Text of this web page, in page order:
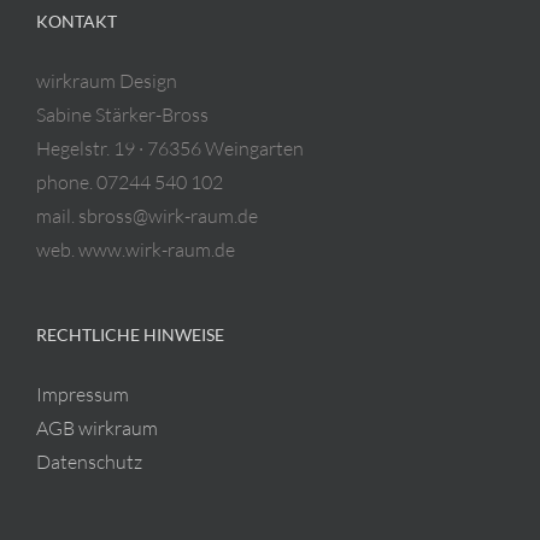
KONTAKT
wirkraum Design
Sabine Stärker-Bross
Hegelstr. 19 · 76356 Weingarten
phone. 07244 540 102
mail. sbross@wirk-raum.de
web. www.wirk-raum.de
RECHTLICHE HINWEISE
Impressum
AGB wirkraum
Datenschutz